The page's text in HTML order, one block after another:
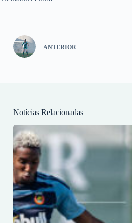
ANTERIOR
Notícias Relacionadas